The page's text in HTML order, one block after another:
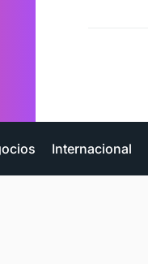
Internacional